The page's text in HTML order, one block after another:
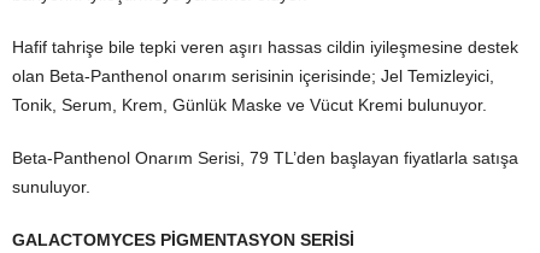
Hafif tahrişe bile tepki veren aşırı hassas cildin iyileşmesine destek
olan Beta-Panthenol onarım serisinin içerisinde; Jel Temizleyici,
Tonik, Serum, Krem, Günlük Maske ve Vücut Kremi bulunuyor.
Beta-Panthenol Onarım Serisi, 79 TL’den başlayan fiyatlarla satışa
sunuluyor.
GALACTOMYCES PİGMENTASYON SERİSİ